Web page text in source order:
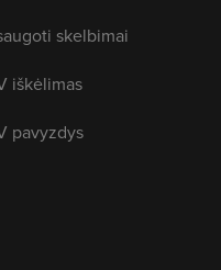
skelbimai
iškėlimas
pavyzdys